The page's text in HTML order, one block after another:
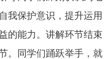
我保护意识，提升运用
的能力。讲解环节结束
。同学们踊跃举手，就